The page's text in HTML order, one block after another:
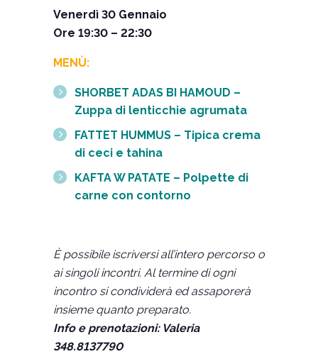
Venerdì 30 Gennaio
Ore 19:30 – 22:30
MENÙ:
SHORBET ADAS BI HAMOUD –
Zuppa di lenticchie agrumata
FATTET HUMMUS – Tipica crema
di ceci e tahina
KAFTA W PATATE – Polpette di
carne con contorno
È possibile iscriversi all’intero percorso o
ai singoli incontri. Al termine di ogni
incontro si condividerà ed assaporerà
insieme quanto preparato.
Info e prenotazioni: Valeria
348.8137790